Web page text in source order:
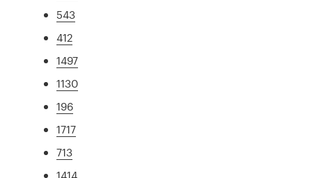
543
412
1497
1130
196
1717
713
1414